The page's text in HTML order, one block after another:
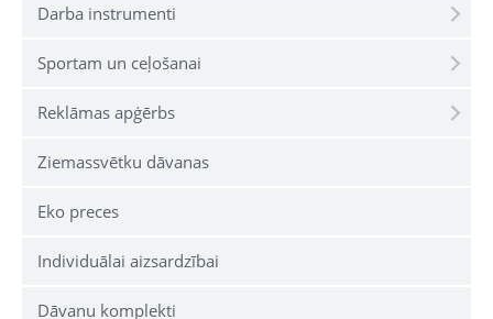
Darba instrumenti
Sportam un ceļošanai
Reklāmas apģērbs
Ziemassvētku dāvanas
Eko preces
Individuālai aizsardzībai
Dāvanu komplekti